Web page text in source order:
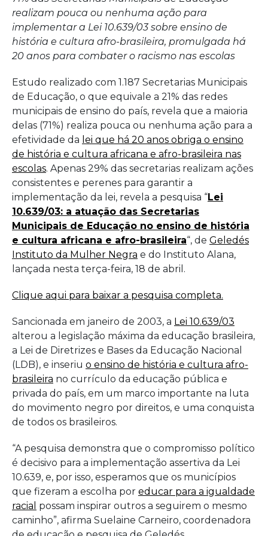
não
é
em
713
dos
aponta
de
Geledés
Instituto
Alana
realizam pouca ou nenhuma ação para
implementar a Lei 10.639/03 sobre ensino de
história e cultura afro-brasileira, promulgada há
20 anos para combater o racismo nas escolas
Estudo realizado com 1.187 Secretarias Municipais
de Educação, o que equivale a 21% das redes
municipais de ensino do país, revela que a maioria
delas (71%) realiza pouca ou nenhuma ação para a
efetividade da lei que há 20 anos obriga o ensino
de história e cultura africana e afro-brasileira nas
escolas. Apenas 29% das secretarias realizam ações
consistentes e perenes para garantir a
implementação da lei, revela a pesquisa “Lei
10.639/03: a atuação das Secretarias
Municipais de Educação no ensino de história
e cultura africana e afro-brasileira“, de Geledés
Instituto da Mulher Negra e do Instituto Alana,
lançada nesta terça-feira, 18 de abril.
Clique aqui para baixar a pesquisa completa.
Sancionada em janeiro de 2003, a Lei 10.639/03
alterou a legislação máxima da educação brasileira,
a Lei de Diretrizes e Bases da Educação Nacional
(LDB), e inseriu o ensino de história e cultura afro-
brasileira no currículo da educação pública e
privada do país, em um marco importante na luta
do movimento negro por direitos, e uma conquista
de todos os brasileiros.
“A pesquisa demonstra que o compromisso político
é decisivo para a implementação assertiva da Lei
10.639, e, por isso, esperamos que os municípios
que fizeram a escolha por educar para a igualdade
racial possam inspirar outros a seguirem o mesmo
caminho”, afirma Suelaine Carneiro, coordenadora